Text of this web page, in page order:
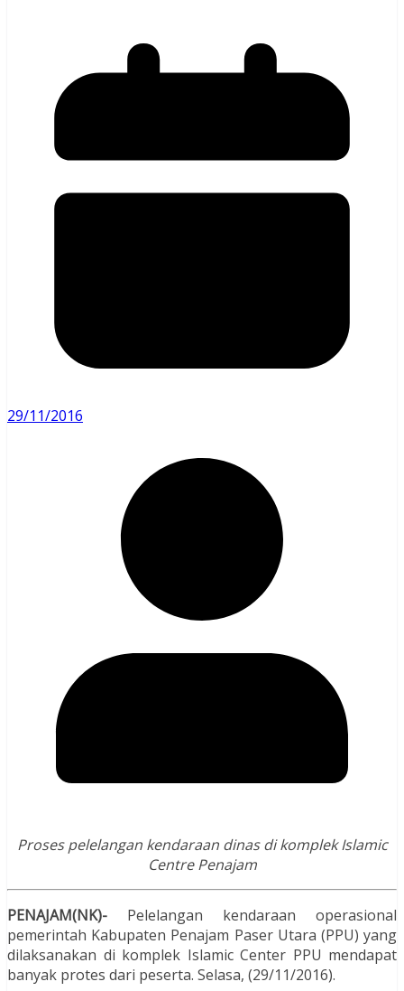
29/11/2016
Proses pelelangan kendaraan dinas di komplek Islamic
Centre Penajam
PENAJAM(NK)- Pelelangan kendaraan operasional
pemerintah Kabupaten Penajam Paser Utara (PPU) yang
dilaksanakan di komplek Islamic Center PPU mendapat
banyak protes dari peserta. Selasa, (29/11/2016).